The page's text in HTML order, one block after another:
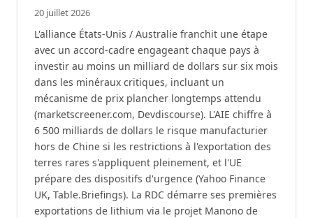
20 juillet 2026
L'alliance États-Unis / Australie franchit une étape
avec un accord-cadre engageant chaque pays à
investir au moins un milliard de dollars sur six mois
dans les minéraux critiques, incluant un
mécanisme de prix plancher longtemps attendu
(marketscreener.com, Devdiscourse). L'AIE chiffre à
6 500 milliards de dollars le risque manufacturier
hors de Chine si les restrictions à l'exportation des
terres rares s'appliquent pleinement, et l'UE
prépare des dispositifs d'urgence (Yahoo Finance
UK, Table.Briefings). La RDC démarre ses premières
exportations de lithium via le projet Manono de